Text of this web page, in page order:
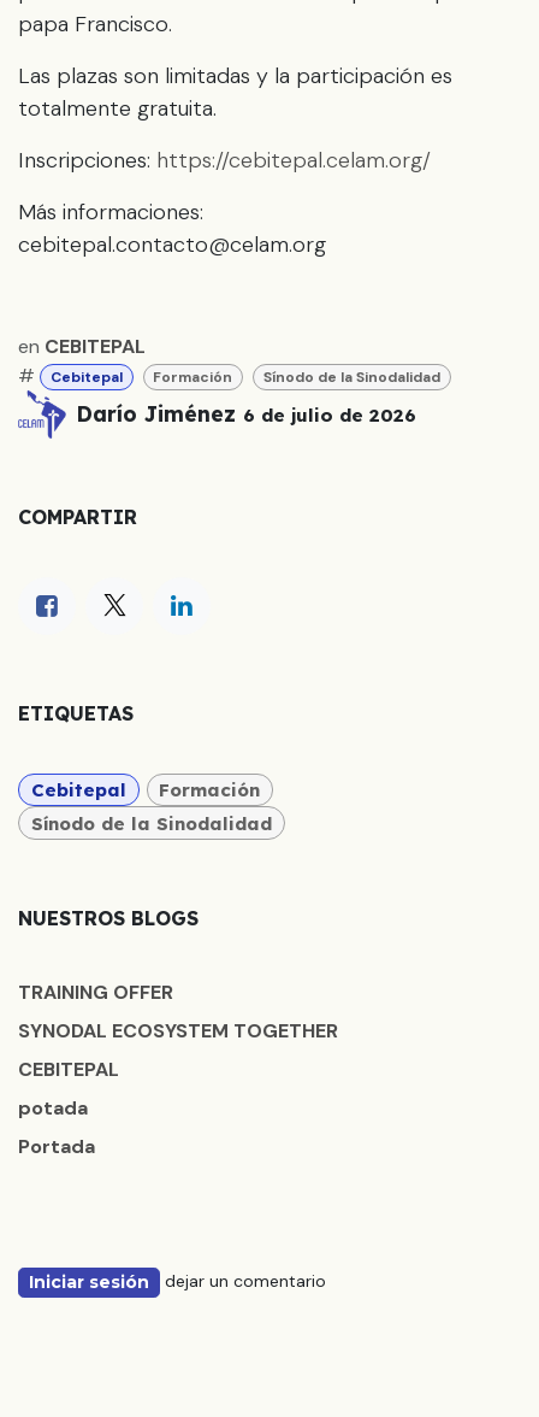
papa Francisco.
Las plazas son limitadas y la participación es
totalmente gratuita.
Inscripciones: https://cebitepal.celam.org/
Más informaciones:
cebitepal.contacto@celam.org
en CEBITEPAL
#
Cebitepal Formación Sínodo de la Sinodalidad
Darío Jiménez 6 de julio de 2026
COMPARTIR
ETIQUETAS
Cebitepal
Formación
Sínodo de la Sinodalidad
NUESTROS BLOGS
TRAINING OFFER
SYNODAL ECOSYSTEM TOGETHER
CEBITEPAL
potada
Portada
Iniciar sesión dejar un comentario